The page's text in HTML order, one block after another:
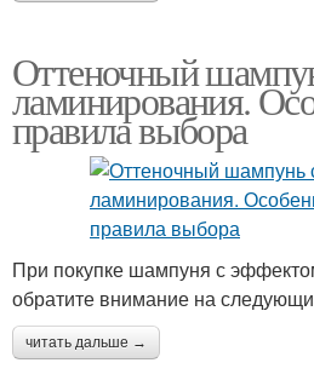
Оттеночный
ламинирования.
правила выбора
При покупке шампуня с
обратите внимание на
читать дальше →